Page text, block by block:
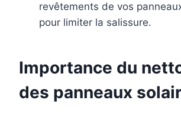
revêtements de vos
pour limiter la salissure.
Importance du
des panneaux